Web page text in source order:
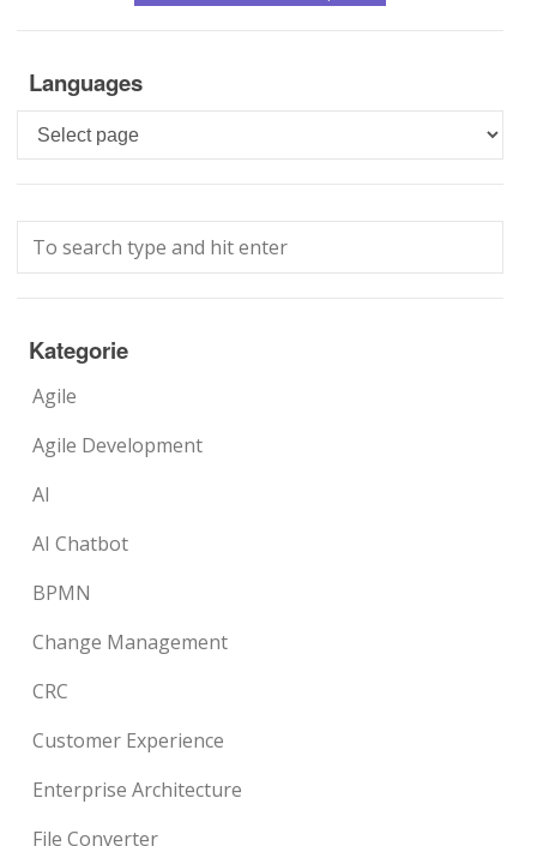
Languages
Languages
Kategorie
Agile
Agile Development
AI
AI Chatbot
BPMN
Change Management
CRC
Customer Experience
Enterprise Architecture
File Converter